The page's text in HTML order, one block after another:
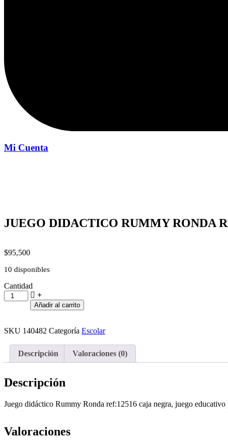
Mi Cuenta
JUEGO DIDACTICO RUMMY RONDA
$95,500
10 disponibles
Cantidad
JUEGO
DIDACTICO
RUMMY
REF:12516
NEGRA
cantidad
Añadir al carrito
SKU 140482 Categoría Escolar
Descripción Valoraciones (0)
Descripción
Juego didáctico Rummy Ronda ref:12516 caja negra, juego
Valoraciones